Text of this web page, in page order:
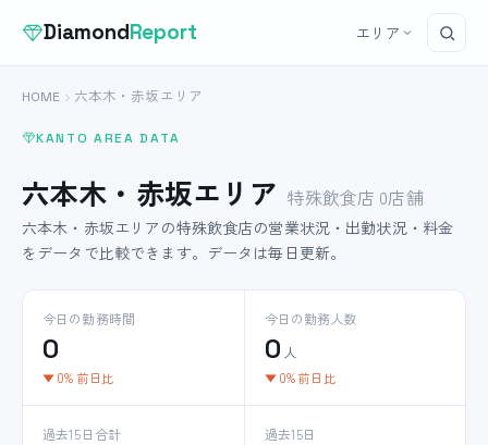
DiamondReport エリア
HOME 六本木・赤坂エリア
KANTO AREA DATA
六本木・赤坂エリア 特殊飲食店 0店舗
六本木・赤坂エリアの特殊飲食店の営業状況・出勤状況・料金
をデータで比較できます。データは毎日更新。
今日の勤務時間
0
▼ 0% 前日比
今日の勤務人数
0 人
▼ 0% 前日比
過去15日合計 過去15日